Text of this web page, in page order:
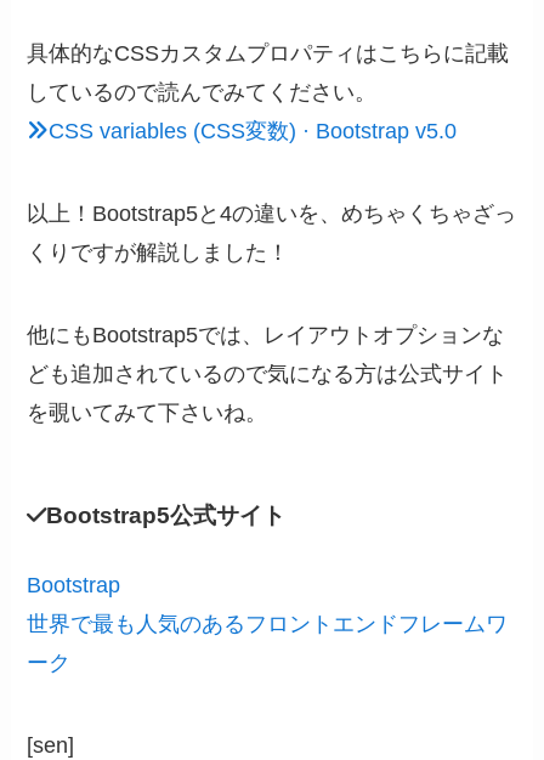
具体的なCSSカスタムプロパティはこちらに記載
しているので読んでみてください。
CSS variables (CSS変数) · Bootstrap v5.0
以上！Bootstrap5と4の違いを、めちゃくちゃざっ
くりですが解説しました！
他にもBootstrap5では、レイアウトオプションな
ども追加されているので気になる方は公式サイト
を覗いてみて下さいね。
Bootstrap5公式サイト
Bootstrap
世界で最も人気のあるフロントエンドフレームワ
ーク
[sen]